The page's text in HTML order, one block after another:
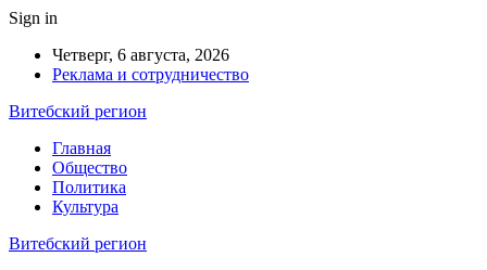
Sign in
Четверг, 6 августа, 2026
Реклама и сотрудничество
Витебский регион
Главная
Общество
Политика
Культура
Витебский регион